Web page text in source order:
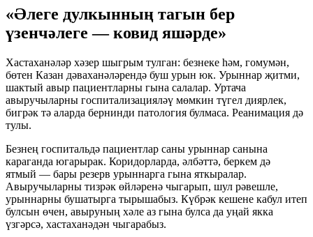
«Әлеге дулкынның тагын бер
үзенчәлеге — ковид яшәрде»
Хастаханәләр хәзер шыгрым тулган: безнеке һәм, гомумән,
бөтен Казан дәваханәләрендә буш урын юк. Урыннар җитми,
шактый авыр пациентларны гына салалар. Уртача
авыручыларны госпитализацияләү мөмкин түгел диярлек,
бигрәк тә аларда бернинди патология булмаса. Реанимация дә
тулы.
Безнең госпитальдә пациентлар саны урыннар санына
караганда югарырак. Коридорларда, әлбәттә, беркем дә
ятмый — бары резерв урыннарга гына яткыралар.
Авыручыларны тизрәк өйләренә чыгарып, шул рәвешле,
урыннарны бушатырга тырышабыз. Күбрәк кешене кабул итеп
булсын өчен, авыруның хәле аз гына булса да уңай якка
үзгәрсә, хастаханәдән чыгарабыз.